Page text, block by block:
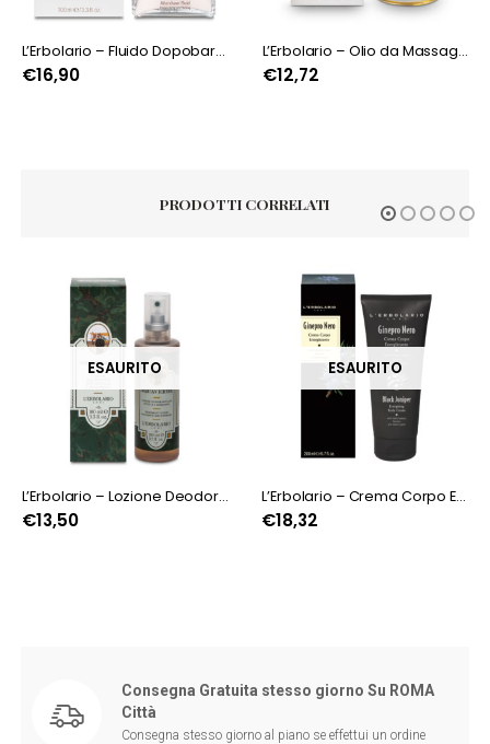
L’Erbolario – Fluido Dopobarba Corteccia
€16,90
L’Erbolario – Olio da Massaggio Corteccia
€12,72
PRODOTTI CORRELATI
ESAURITO
L’Erbolario – Lozione Deodorante AquaVerde
€13,50
ESAURITO
L’Erbolario – Crema Corpo Energizzante Ginepro Nero
€18,32
Consegna Gratuita stesso giorno Su ROMA
Città
Consegna stesso giorno al piano se effettui un ordine